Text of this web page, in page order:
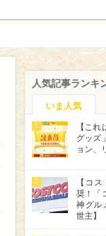
人気記事ランキ
いま人気
1
【こ
グッズ
ョン、
2
【コ
奨！「
神グル
世主】